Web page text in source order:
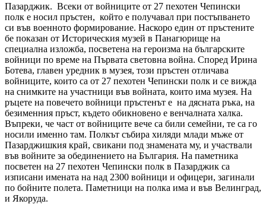
Пазарджик. Всеки от войниците от 27 пехотен Чепински
полк е носил пръстен, който е получавал при постъпването
си във военното формирование. Наскоро един от пръстените
бе показан от Историческия музей в Панагюрище на
специална изложба, посветена на героизма на българските
войници по време на Първата световна война. Според Ирина
Ботева, главен уредник в музея, този пръстен отличава
войниците, които са от 27 пехотен Чепински полк и се вижда
на снимките на участници във войната, които има музея. На
ръцете на повечето войници пръстенът е на дясната ръка, на
безименния пръст, където обикновено е венчалната халка.
Въпреки, че част от войниците вече са били семейни, те са го
носили именно там. Полкът събира хиляди млади мъже от
Пазарджишкия край, свикани под знамената му, и участвали
във войните за обединението на България. На паметника
посветен на 27 пехотен Чепински полк в Пазарджик са
изписани имената на над 2300 войници и офицери, загинали
по бойните полета. Паметници на полка има и във Велинград,
и Якоруда.